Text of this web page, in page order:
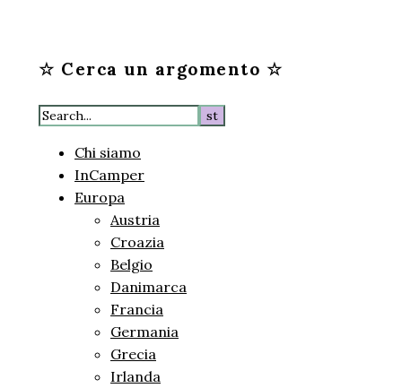
☆ Cerca un argomento ☆
Chi siamo
InCamper
Europa
Austria
Croazia
Belgio
Danimarca
Francia
Germania
Grecia
Irlanda